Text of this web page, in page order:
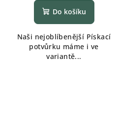
Do košíku
Naši nejoblíbenější Pískací
potvůrku máme i ve
variantě...